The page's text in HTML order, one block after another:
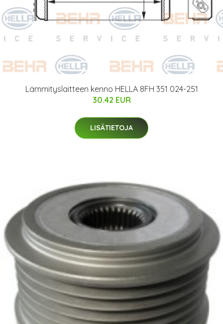
Lämmityslaitteen kenno HELLA 8FH 351 024-251
30.42 EUR
LISÄTIETOJA